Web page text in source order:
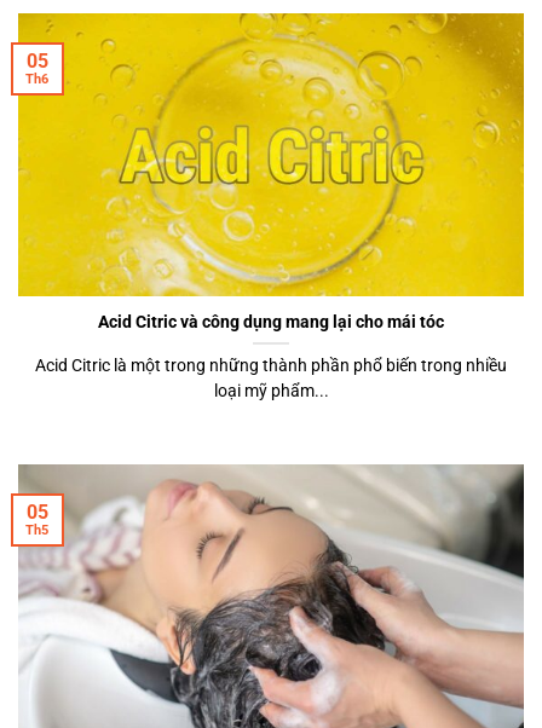
Acid Citric và công dụng mang lại cho mái tóc
Acid Citric là một trong những thành phần phổ biến trong nhiều
loại mỹ phẩm...
05
Th6
05
Th5